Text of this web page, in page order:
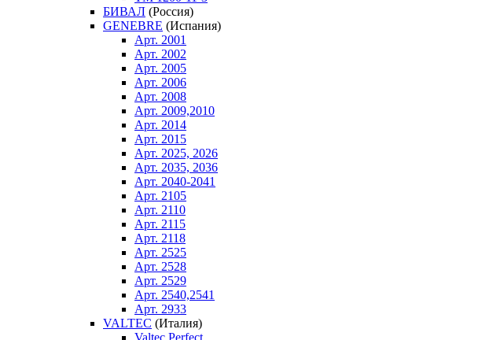
БИВАЛ (Россия)
GENEBRE (Испания)
Арт. 2001
Арт. 2002
Арт. 2005
Арт. 2006
Арт. 2008
Арт. 2009,2010
Арт. 2014
Арт. 2015
Арт. 2025, 2026
Арт. 2035, 2036
Арт. 2040-2041
Арт. 2105
Арт. 2110
Арт. 2115
Арт. 2118
Арт. 2525
Арт. 2528
Арт. 2529
Арт. 2540,2541
Арт. 2933
VALTEC (Италия)
Valtec Perfect